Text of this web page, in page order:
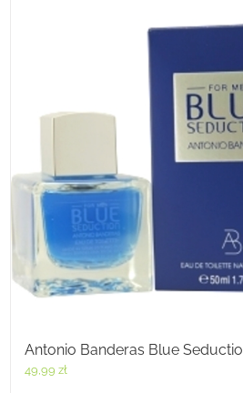
Antonio Banderas Blue
49,99 zł